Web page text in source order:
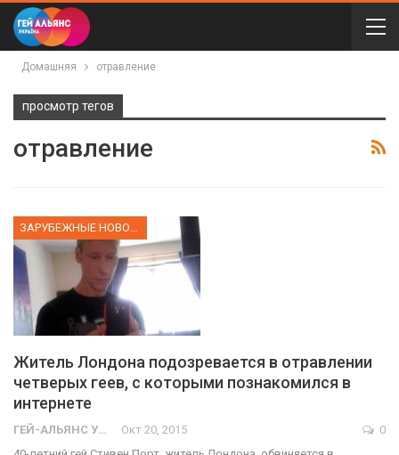
Домашняя отравление
просмотр тегов
отравление
Житель Лондона подозревается в отравлении
четверых геев, с которыми познакомился в
интернете
ГЕЙ-АЛЬЯНС УКРАИНА Окт 20, 2015
0